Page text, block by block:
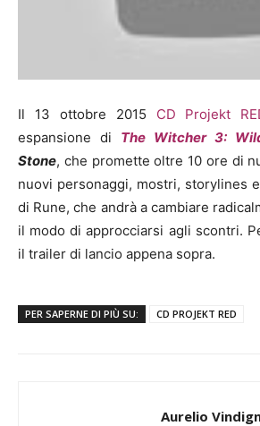
Il 13 ottobre 2015 CD Projekt
espansione di The Witcher 3:
Stone, che promette oltre 10 ore di
nuovi personaggi, mostri, storylines
di Rune, che andrà a cambiare
il modo di approcciarsi agli scontri.
il trailer di lancio appena sopra.
PER SAPERNE DI PIÙ SU: CD PROJEKT RED
Aurelio